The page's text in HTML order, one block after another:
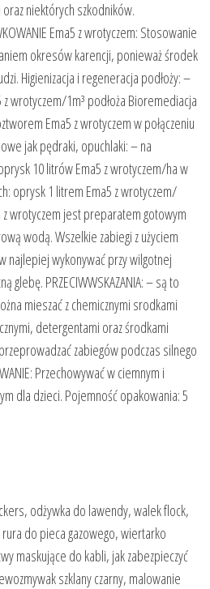
niektórych szkodników.
Ema5 z wrotyczem: Stosowanie
okresów karencji, ponieważ środek
Higienizacja i regeneracja podłoży: –
wrotyczem/1m³ podłoża Bioremediacja
Ema5 z wrotyczem w połączeniu
jak pędraki, opuchlaki: – na
10 litrów Ema5 z wrotyczem/ha w
oprysk 1 litrem Ema5 z wrotyczem/
z wrotyczem jest preparatem gotowym
wodą. Wszelkie zabiegi z użyciem
najlepiej wykonywać przy wilgotnej
glebę. PRZECIWWSKAZANIA: – są to
mieszać z chemicznymi srodkami
detergentami oraz środkami
zabiegów podczas silnego
Przechowywać w ciemnym i
dla dzieci. Pojemność opakowania: 5
odżywka do lawendy, walek flock,
do pieca gazowego, wiertarko
maskujące do kabli, jak zabezpieczyć
szklany czarny, malowanie